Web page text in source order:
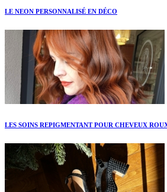
LE NEON PERSONNALISÉ EN DÉCO
LES SOINS REPIGMENTANT POUR CHEVEUX